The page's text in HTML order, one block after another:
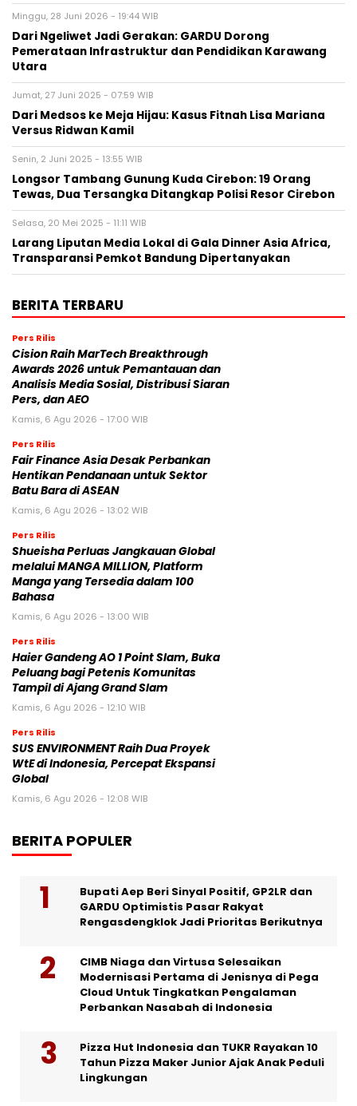
Minggu, 28 Juni 2026 - 19:44 WIB
Dari Ngeliwet Jadi Gerakan: GARDU Dorong
Pemerataan Infrastruktur dan Pendidikan Karawang
Utara
Jumat, 27 Juni 2025 - 07:59 WIB
Dari Medsos ke Meja Hijau: Kasus Fitnah Lisa Mariana
Versus Ridwan Kamil
Senin, 2 Juni 2025 - 13:55 WIB
Longsor Tambang Gunung Kuda Cirebon: 19 Orang
Tewas, Dua Tersangka Ditangkap Polisi Resor Cirebon
Selasa, 20 Mei 2025 - 11:11 WIB
Larang Liputan Media Lokal di Gala Dinner Asia Africa,
Transparansi Pemkot Bandung Dipertanyakan
BERITA TERBARU
Pers Rilis
Cision Raih MarTech Breakthrough
Awards 2026 untuk Pemantauan dan
Analisis Media Sosial, Distribusi Siaran
Pers, dan AEO
Kamis, 6 Agu 2026 - 17:00 WIB
Pers Rilis
Fair Finance Asia Desak Perbankan
Hentikan Pendanaan untuk Sektor
Batu Bara di ASEAN
Kamis, 6 Agu 2026 - 13:02 WIB
Pers Rilis
Shueisha Perluas Jangkauan Global
melalui MANGA MILLION, Platform
Manga yang Tersedia dalam 100
Bahasa
Kamis, 6 Agu 2026 - 13:00 WIB
Pers Rilis
Haier Gandeng AO 1 Point Slam, Buka
Peluang bagi Petenis Komunitas
Tampil di Ajang Grand Slam
Kamis, 6 Agu 2026 - 12:10 WIB
Pers Rilis
SUS ENVIRONMENT Raih Dua Proyek
WtE di Indonesia, Percepat Ekspansi
Global
Kamis, 6 Agu 2026 - 12:08 WIB
BERITA POPULER
Bupati Aep Beri Sinyal Positif, GP2LR dan
GARDU Optimistis Pasar Rakyat
Rengasdengklok Jadi Prioritas Berikutnya
CIMB Niaga dan Virtusa Selesaikan
Modernisasi Pertama di Jenisnya di Pega
Cloud Untuk Tingkatkan Pengalaman
Perbankan Nasabah di Indonesia
Pizza Hut Indonesia dan TUKR Rayakan 10
Tahun Pizza Maker Junior Ajak Anak Peduli
Lingkungan